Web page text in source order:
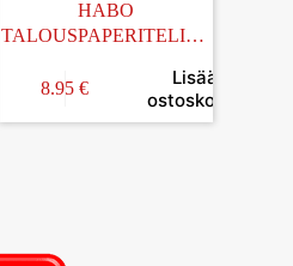
HABO
TALOUSPAPERITELINE
8.95€
Lisää
ostoskoriin